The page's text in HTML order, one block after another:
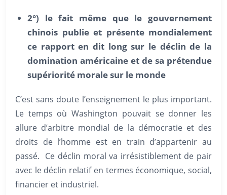
2°) le fait même que le gouvernement
chinois publie et présente mondialement
ce rapport en dit long sur le déclin de la
domination américaine et de sa prétendue
supériorité morale sur le monde
C’est sans doute l’enseignement le plus important.
Le temps où Washington pouvait se donner les
allure d’arbitre mondial de la démocratie et des
droits de l’homme est en train d’appartenir au
passé. Ce déclin moral va irrésistiblement de pair
avec le déclin relatif en termes économique, social,
financier et industriel.